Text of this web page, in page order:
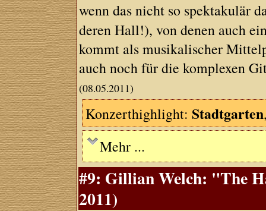
wenn das nicht so spektakulär
deren Hall!), von denen auch
kommt als musikalischer
auch noch für die komplexen
(08.05.2011)
Konzerthighlight:Stadtgarten
Mehr ...
#9: Gillian Welch: "The
2011)